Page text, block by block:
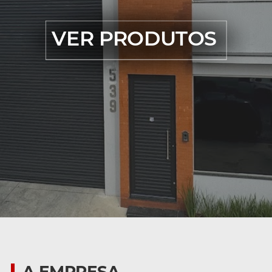
VER PRODUTOS
A Saminas oferece as
Além disso,